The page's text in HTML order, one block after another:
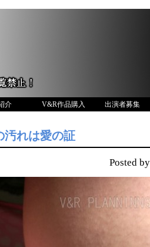
介 V&R作品購入 出演者募集
汚れは愛の証
Posted